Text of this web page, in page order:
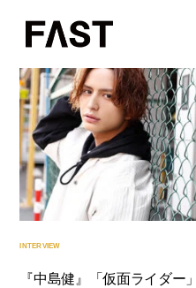
content
INTERVIEW
『中島健』「仮面ライダー」